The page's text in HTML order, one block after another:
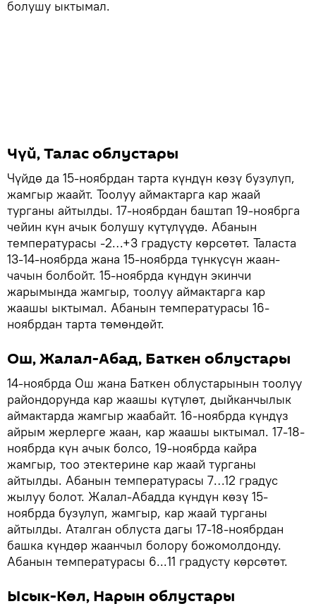
болушу ыктымал.
Чүй, Талас облустары
Чүйдө да 15-ноябрдан тарта күндүн көзү бузулуп,
жамгыр жаайт. Тоолуу аймактарга кар жаай
турганы айтылды. 17-ноябрдан баштап 19-ноябрга
чейин күн ачык болушу күтүлүүдө. Абанын
температурасы -2…+3 градусту көрсөтөт. Таласта
13-14-ноябрда жана 15-ноябрда түнкүсүн жаан-
чачын болбойт. 15-ноябрда күндүн экинчи
жарымында жамгыр, тоолуу аймактарга кар
жаашы ыктымал. Абанын температурасы 16-
ноябрдан тарта төмөндөйт.
Ош, Жалал-Абад, Баткен облустары
14-ноябрда Ош жана Баткен облустарынын тоолуу
райондорунда кар жаашы күтүлөт, дыйканчылык
аймактарда жамгыр жаабайт. 16-ноябрда күндүз
айрым жерлерге жаан, кар жаашы ыктымал. 17-18-
ноябрда күн ачык болсо, 19-ноябрда кайра
жамгыр, тоо этектерине кар жаай турганы
айтылды. Абанын температурасы 7…12 градус
жылуу болот. Жалал-Абадда күндүн көзү 15-
ноябрда бузулуп, жамгыр, кар жаай турганы
айтылды. Аталган облуста дагы 17-18-ноябрдан
башка күндөр жаанчыл болору божомолдонду.
Абанын температурасы 6...11 градусту көрсөтөт.
Ысык-Көл, Нарын облустары